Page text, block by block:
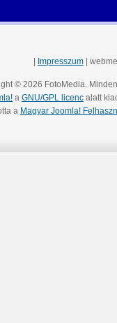
Impresszum |
© 2026 FotoMedia.
a GNU/GPL licenc alatt
a Magyar Joomla!